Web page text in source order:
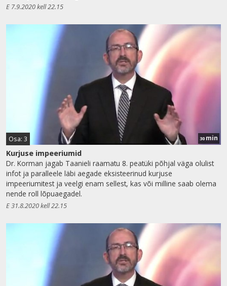
E 7.9.2020 kell 22.15
Osa: 3 30 min
Kurjuse impeeriumid
Dr. Korman jagab Taanieli raamatu 8. peatüki põhjal väga olulist
infot ja paralleele läbi aegade eksisteerinud kurjuse
impeeriumitest ja veelgi enam sellest, kas või milline saab olema
nende roll lõpuaegadel.
E 31.8.2020 kell 22.15